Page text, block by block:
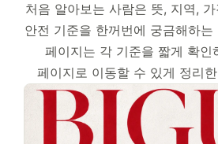
처음 알아보는 사람은 뜻, 지역,
안전 기준을 한꺼번에 궁금해하는
페이지는 각 기준을 짧게 확인
페이지로 이동할 수 있게 정리